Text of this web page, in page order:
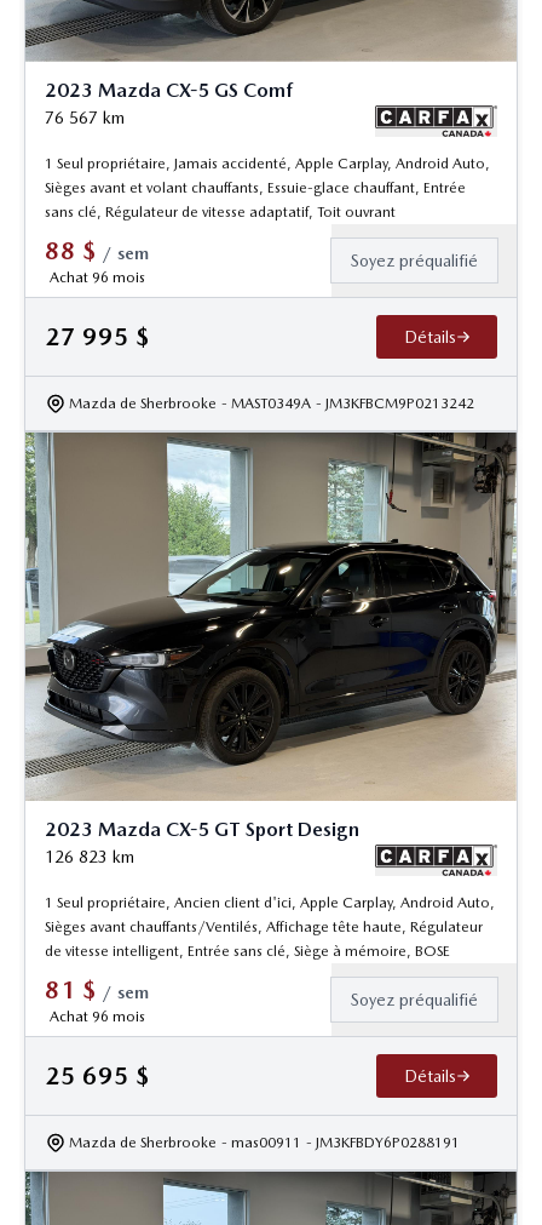
2023 Mazda CX-5 GS Comf
76 567 km
1 Seul propriétaire, Jamais accidenté, Apple Carplay, Android Auto,
Sièges avant et volant chauffants, Essuie-glace chauffant, Entrée
sans clé, Régulateur de vitesse adaptatif, Toit ouvrant
88 $ / sem
Achat 96 mois
Soyez préqualifié
27 995 $ Détails
Mazda de Sherbrooke - MAST0349A - JM3KFBCM9P0213242
2023 Mazda CX-5 GT Sport Design
126 823 km
1 Seul propriétaire, Ancien client d'ici, Apple Carplay, Android Auto,
Sièges avant chauffants/Ventilés, Affichage tête haute, Régulateur
de vitesse intelligent, Entrée sans clé, Siège à mémoire, BOSE
81 $ / sem
Achat 96 mois
Soyez préqualifié
25 695 $ Détails
Mazda de Sherbrooke - mas00911 - JM3KFBDY6P0288191